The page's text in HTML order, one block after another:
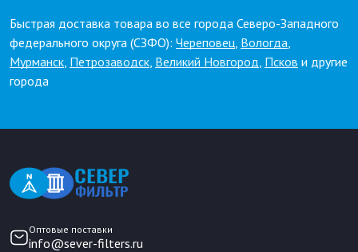
Быстрая доставка товара во все города Северо-Западного
федерального округа (СЗФО): Череповец, Вологда,
Мурманск, Петрозаводск, Великий Новгород, Псков и другие
города
Оптовые поставки
info@sever-filters.ru